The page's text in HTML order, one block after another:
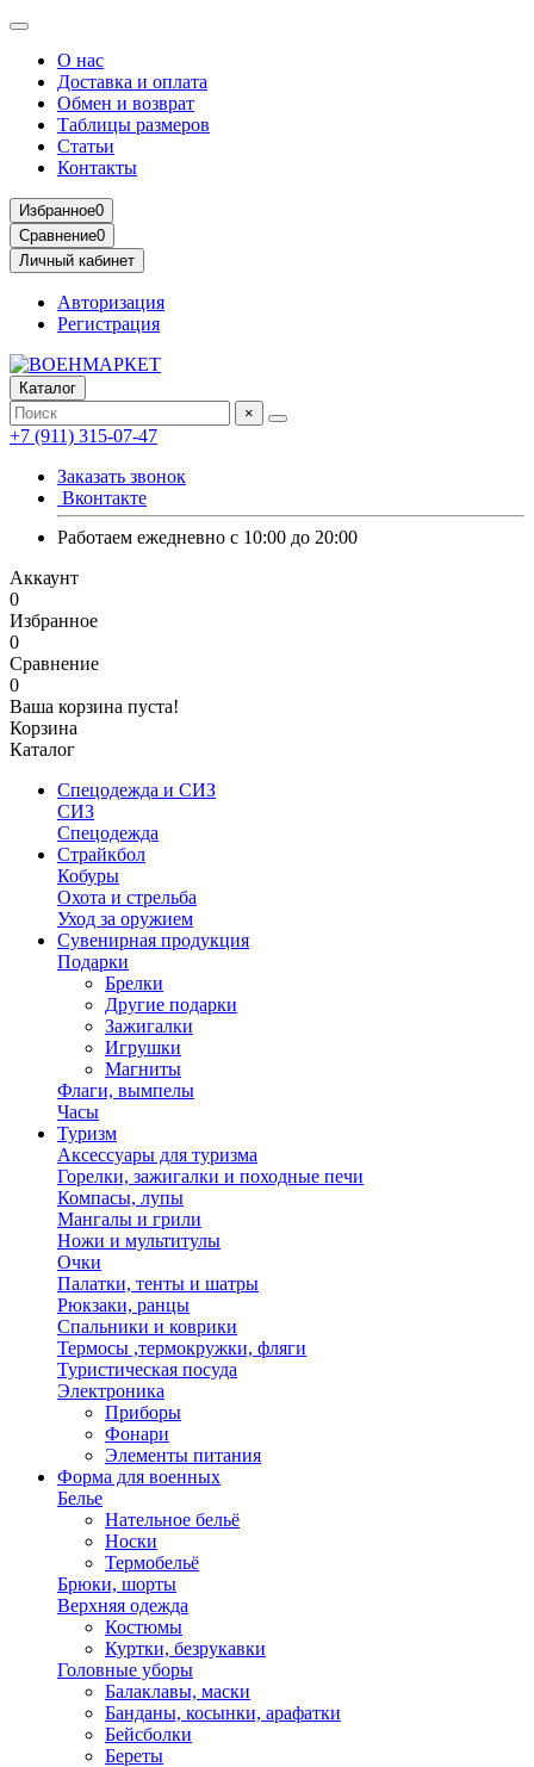
О нас
Доставка и оплата
Обмен и возврат
Таблицы размеров
Статьи
Контакты
Избранное0
Сравнение0
Личный кабинет
Авторизация
Регистрация
Каталог
×
+7 (911) 315-07-47
Заказать звонок
Вконтакте
Работаем ежедневно с 10:00 до 20:00
Аккаунт
0
Избранное
0
Сравнение
0
Ваша корзина пуста!
Корзина
Каталог
Спецодежда и СИЗ
СИЗ
Спецодежда
Страйкбол
Кобуры
Охота и стрельба
Уход за оружием
Сувенирная продукция
Подарки
Брелки
Другие подарки
Зажигалки
Игрушки
Магниты
Флаги, вымпелы
Часы
Туризм
Аксессуары для туризма
Горелки, зажигалки и походные печи
Компасы, лупы
Мангалы и грили
Ножи и мультитулы
Очки
Палатки, тенты и шатры
Рюкзаки, ранцы
Спальники и коврики
Термосы ,термокружки, фляги
Туристическая посуда
Электроника
Приборы
Фонари
Элементы питания
Форма для военных
Белье
Нательное бельё
Носки
Термобельё
Брюки, шорты
Верхняя одежда
Костюмы
Куртки, безрукавки
Головные уборы
Балаклавы, маски
Банданы, косынки, арафатки
Бейсболки
Береты